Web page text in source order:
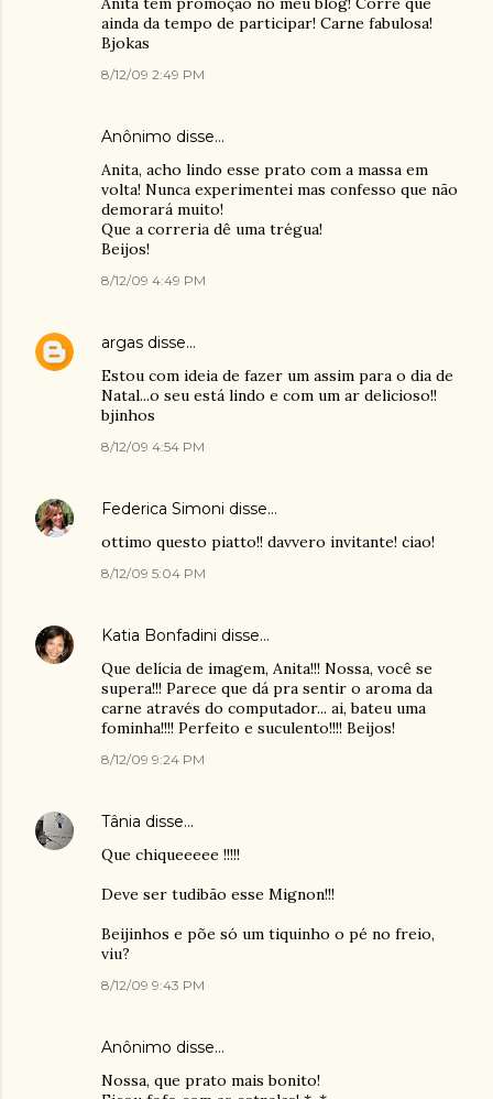
ainda da tempo de participar! Carne fabulosa!
Bjokas
8/12/09 2:49 PM
Anônimo disse…
Anita, acho lindo esse prato com a massa em
volta! Nunca experimentei mas confesso que não
demorará muito!
Que a correria dê uma trégua!
Beijos!
8/12/09 4:49 PM
argas disse…
Estou com ideia de fazer um assim para o dia de
Natal...o seu está lindo e com um ar delicioso!!
bjinhos
8/12/09 4:54 PM
Federica Simoni disse…
ottimo questo piatto!! davvero invitante! ciao!
8/12/09 5:04 PM
Katia Bonfadini disse…
Que delícia de imagem, Anita!!! Nossa, você se
supera!!! Parece que dá pra sentir o aroma da
carne através do computador... ai, bateu uma
fominha!!!! Perfeito e suculento!!!! Beijos!
8/12/09 9:24 PM
Tânia disse…
Que chiqueeeee !!!!!
Deve ser tudibão esse Mignon!!!
Beijinhos e põe só um tiquinho o pé no freio,
viu?
8/12/09 9:43 PM
Anônimo disse…
Nossa, que prato mais bonito!